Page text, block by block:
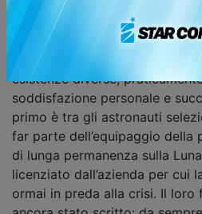
Kodansha Manga Award,
Shogakukan Manga Award,
Finora il destino ha riservato a
esistenze diverse,
soddisfazione personale e
primo è tra gli astronauti
far parte dell’equipaggio della
di lunga permanenza sulla
licenziato dall’azienda per cui
ormai in preda alla crisi. Il loro